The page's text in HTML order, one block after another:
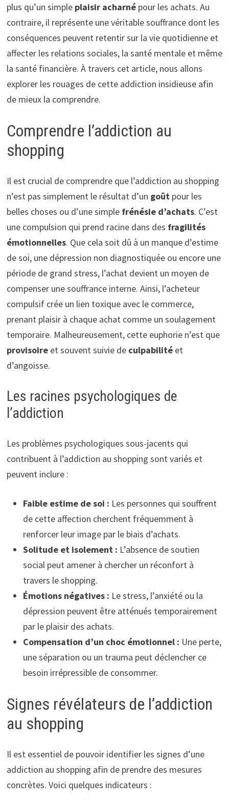
plus qu’un simple plaisir acharnépour les achats. Au
contraire, il représente une véritable souffrance dont les
conséquences peuvent retentir sur la vie quotidienne et
affecter les relations sociales, la santé mentale et même
la santé financière. À travers cet article, nous allons
explorer les rouages de cette addiction insidieuse afin
de mieux la comprendre.
Comprendre l’addiction au
shopping
Il est crucial de comprendre que l’addiction au shopping
n’est pas simplement le résultat d’un goûtpour les
belles choses ou d’une simple frénésie d’achats. C’est
une compulsion qui prend racine dans des fragilités
émotionnelles. Que cela soit dû à un manque d’estime
de soi, une dépression non diagnostiquée ou encore une
période de grand stress, l’achat devient un moyen de
compenser une souffrance interne. Ainsi, l’acheteur
compulsif crée un lien toxique avec le commerce,
prenant plaisir à chaque achat comme un soulagement
temporaire. Malheureusement, cette euphorie n’est que
provisoireet souvent suivie de culpabilitéet
d’angoisse.
Les racines psychologiques de
l’addiction
Les problèmes psychologiques sous-jacents qui
contribuent à l’addiction au shopping sont variés et
peuvent inclure :
Faible estime de soi : Les personnes qui souffrent
de cette affection cherchent fréquemment à
renforcer leur image par le biais d’achats.
Solitude et isolement : L’absence de soutien
social peut amener à chercher un réconfort à
travers le shopping.
Émotions négatives : Le stress, l’anxiété ou la
dépression peuvent être atténués temporairement
par le plaisir des achats.
Compensation d’un choc émotionnel : Une perte,
une séparation ou un trauma peut déclencher ce
besoin irrépressible de consommer.
Signes révélateurs de l’addiction
au shopping
Il est essentiel de pouvoir identifier les signes d’une
addiction au shopping afin de prendre des mesures
concrètes. Voici quelques indicateurs :